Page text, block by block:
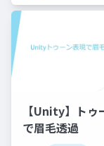
【Unity】トゥ
で眉毛透過